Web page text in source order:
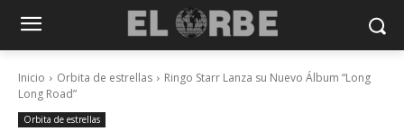
Inicio Orbita de estrellas
Ringo Starr Lanza su Nuevo Álbum “Long
Long Road”
Orbita de estrellas